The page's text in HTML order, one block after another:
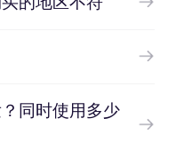
同时使用多少